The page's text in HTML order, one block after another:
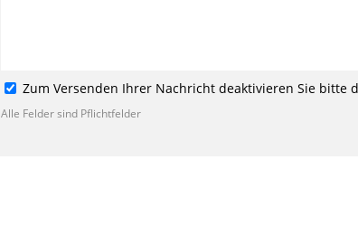
Zum Versenden Ihrer Nachricht deaktivieren Sie bitte
Alle Felder sind Pflichtfelder